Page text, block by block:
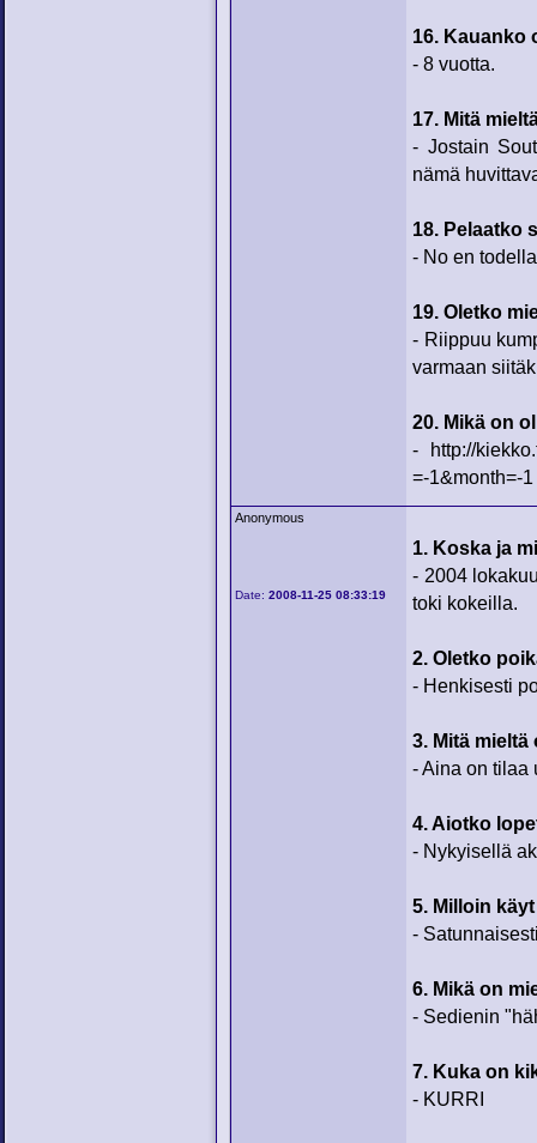
16. Kauanko
- 8 vuotta.
17. Mitä
- Jostain
nämä
18. Pelaatko
- No en
19. Oletko
- Riippuu
varmaan
20. Mikä on
- http://
=-1&month=-1
Anonymous
Date:2008-11-25 08:33:19
1. Koska ja
- 2004
toki kokeilla.
2. Oletko
- Henkisesti
3. Mitä
- Aina on tilaa
4. Aiotko
- Nykyisellä
5. Milloin
-
6. Mikä on
- Sedienin
7. Kuka on
- KURRI